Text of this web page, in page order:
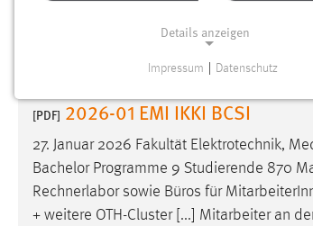
[PDF] 2026-01 EMI IKKI BCSI
27. Januar 2026 Fakultät Elektrotechnik,
Bachelor Programme 9 Studierende 870
Rechnerlabor sowie Büros für
+ weitere OTH-Cluster [...] Mitarbeiter an
Details anzeigen
Notwendige Cookies ermöglichen
Website erforderlich.
Einverständnis
Impressum Datenschutz